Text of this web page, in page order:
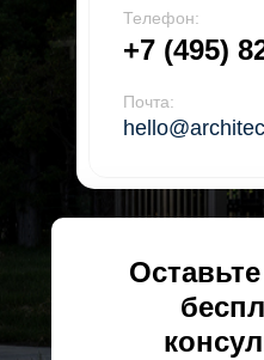
+7 (495)
Телефон:
Почта: